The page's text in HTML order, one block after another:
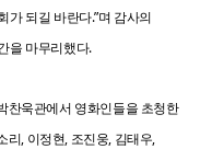
가 되길 바란다.”며 감사의
을 마무리했다.
찬욱관에서 영화인들을 초청한
리, 이정현, 조진웅, 김태우,